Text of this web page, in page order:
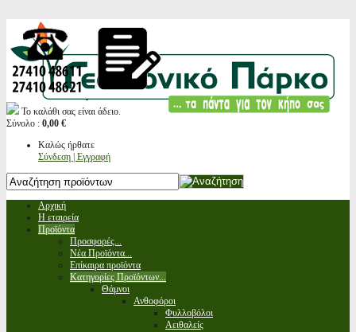
Το καλάθι σας είναι άδειο.
Σύνολο : 0,00 €
Καλώς ήρθατε
Σύνδεση | Εγγραφή
Αρχική
Η εταιρεία
Προϊόντα
Προσφορές...
Νέα Προϊόντα...
Επίκαιρα προϊόντα
Κατηγορίες Προϊόντων...
Θάμνοι
Ανθοφόροι
Φυλλοβόλοι
Αειθαλείς